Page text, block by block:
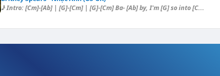
♪ Intro: [Cm]-[Ab] | [G]-[Cm] | [G]-[Cm] Ba- [Ab] by, I'm [G] so into [C...